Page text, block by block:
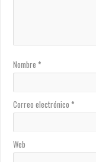
Nombre*
Correo electrónico*
Web